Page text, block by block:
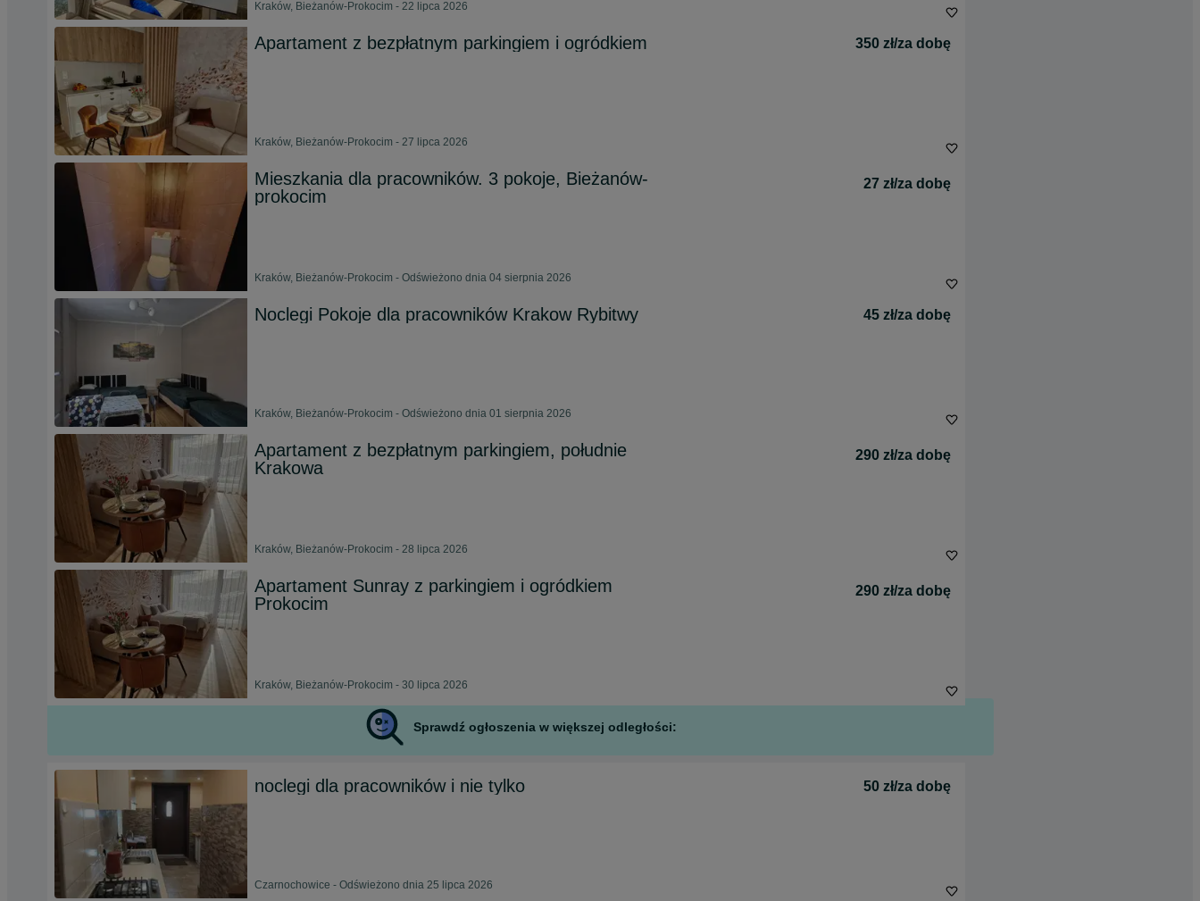
Kraków, Bieżanów-Prokocim - 22 lipca 2026
Apartament z bezpłatnym parkingiem i ogródkiem 350 zł/za dobę
Kraków, Bieżanów-Prokocim - 27 lipca 2026
Mieszkania dla pracowników. 3 pokoje, Bieżanów-
prokocim
27 zł/za dobę
Kraków, Bieżanów-Prokocim - Odświeżono dnia 04 sierpnia 2026
Noclegi Pokoje dla pracowników Krakow Rybitwy 45 zł/za dobę
Kraków, Bieżanów-Prokocim - Odświeżono dnia 01 sierpnia 2026
Apartament z bezpłatnym parkingiem, południe
Krakowa
290 zł/za dobę
Kraków, Bieżanów-Prokocim - 28 lipca 2026
Apartament Sunray z parkingiem i ogródkiem
Prokocim
290 zł/za dobę
Kraków, Bieżanów-Prokocim - 30 lipca 2026
Sprawdź ogłoszenia w większej odległości:
noclegi dla pracowników i nie tylko 50 zł/za dobę
Czarnochowice - Odświeżono dnia 25 lipca 2026